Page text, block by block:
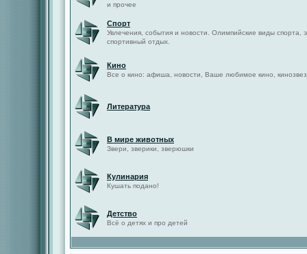
и прочее
Спорт
Увлечения, события и новости. Олимпийские виды спорта,
спортивный отдых.
Кино
Все о кино: афиша, новости, Ваше любимое кино,
Литература
В мире животных
Звери, зверики, зверюшки
Кулинария
Кушать подано!
Детство
Всё о детях и про детей